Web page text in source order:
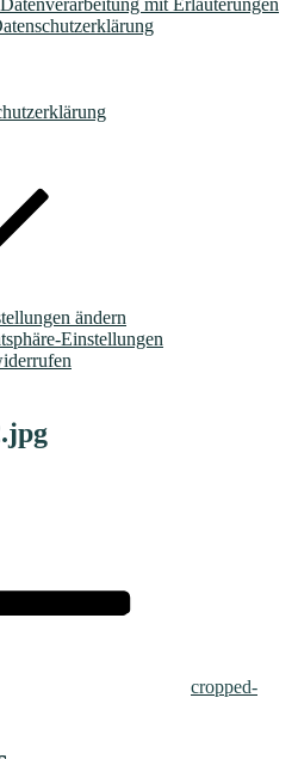
mit Erläuterungen
ändern
Einstellungen
cropped-